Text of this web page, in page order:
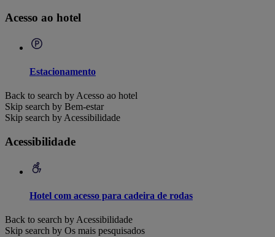
Acesso ao hotel
Estacionamento
Back to search by Acesso ao hotel
Skip search by Bem-estar
Skip search by Acessibilidade
Acessibilidade
Hotel com acesso para cadeira de rodas
Back to search by Acessibilidade
Skip search by Os mais pesquisados